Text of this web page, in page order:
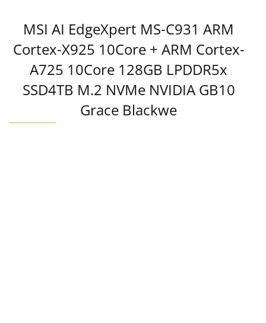
MSI AI EdgeXpert MS-C931 ARM
Cortex-X925 10Core + ARM Cortex-
A725 10Core 128GB LPDDR5x
SSD4TB M.2 NVMe NVIDIA GB10
Grace Blackwe